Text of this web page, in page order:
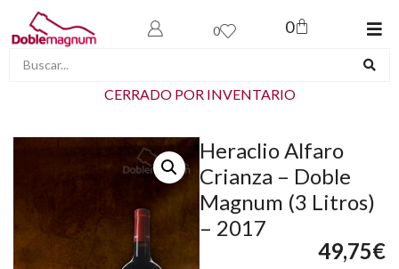
0 0
CERRADO POR INVENTARIO
Heraclio Alfaro
Crianza – Doble
Magnum (3 Litros)
– 2017
49,75€